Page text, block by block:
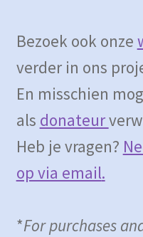
Bezoek ook onze
verder in ons
En misschien
als donateur
Heb je vragen?
op via email.
*For purchases